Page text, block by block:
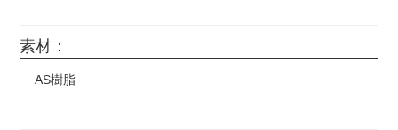
素材：
AS樹脂